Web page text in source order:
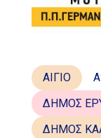
ΑΙΓΙΟ
ΔΗΜΟΣ
ΔΗΜΟΣ